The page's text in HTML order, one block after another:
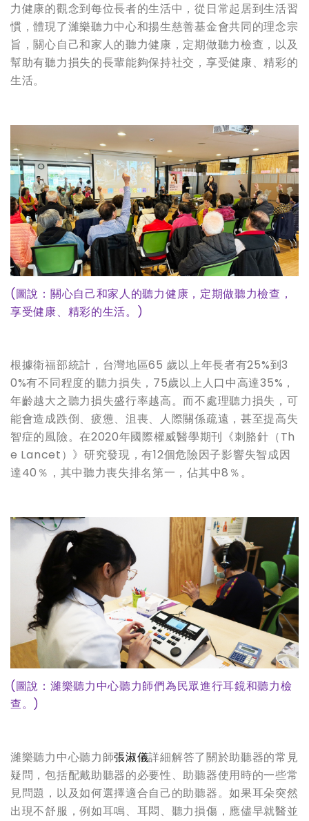
力健康的觀念到每位長者的生活中，從日常起居到生活習
慣，體現了濰樂聽力中心和揚生慈善基金會共同的理念宗
旨，關心自己和家人的聽力健康，定期做聽力檢查，以及
幫助有聽力損失的長輩能夠保持社交，享受健康、精彩的
生活。
(圖說：關心自己和家人的聽力健康，定期做聽力檢查，
享受健康、精彩的生活。)
根據衛福部統計，台灣地區65 歲以上年長者有25%到3
0%有不同程度的聽力損失，75歲以上人口中高達35%，
年齡越大之聽力損失盛行率越高。而不處理聽力損失，可
能會造成跌倒、疲憊、沮喪、人際關係疏遠，甚至提高失
智症的風險。在2020年國際權威醫學期刊《刺胳針（Th
e Lancet）》研究發現，有12個危險因子影響失智成因
達40％，其中聽力喪失排名第一，佔其中8％。
(圖說：濰樂聽力中心聽力師們為民眾進行耳鏡和聽力檢
查。)
濰樂聽力中心聽力師張淑儀詳細解答了關於助聽器的常見
疑問，包括配戴助聽器的必要性、助聽器使用時的一些常
見問題，以及如何選擇適合自己的助聽器。如果耳朵突然
出現不舒服，例如耳鳴、耳悶、聽力損傷，應儘早就醫並